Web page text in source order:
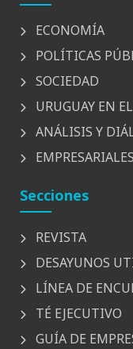
ECONOMÍA
POLÍTICAS
SOCIEDAD
URUGUAY EN
ANÁLISIS Y
EMPRESARIALES
Secciones
REVISTA
DESAYUNOS
LÍNEA DE
TÉ EJECUTIVO
GUÍA DE